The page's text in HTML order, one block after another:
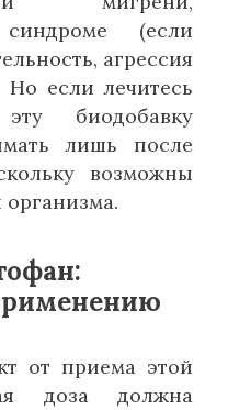
синдроме (если
агрессия
Но если лечитесь
эту биодобавку
лишь после
возможны
от приема этой
доза должна